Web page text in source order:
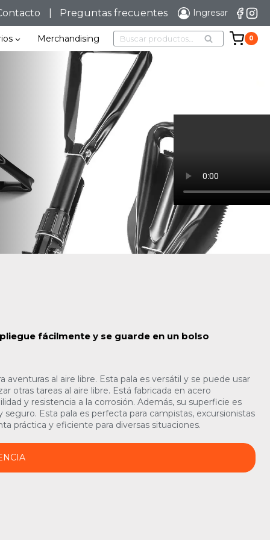
Preguntas frecuentes Ingresar
Merchandising
Buscar
por:
BUSCAR 0
fácilmente y se guarde en un bolso
al aire libre. Esta pala es versátil y se puede usar
otras tareas al aire libre. Está fabricada en acero
y resistencia a la corrosión. Además, su superficie es
Esta pala es perfecta para campistas, excursionistas
práctica y eficiente para diversas situaciones.